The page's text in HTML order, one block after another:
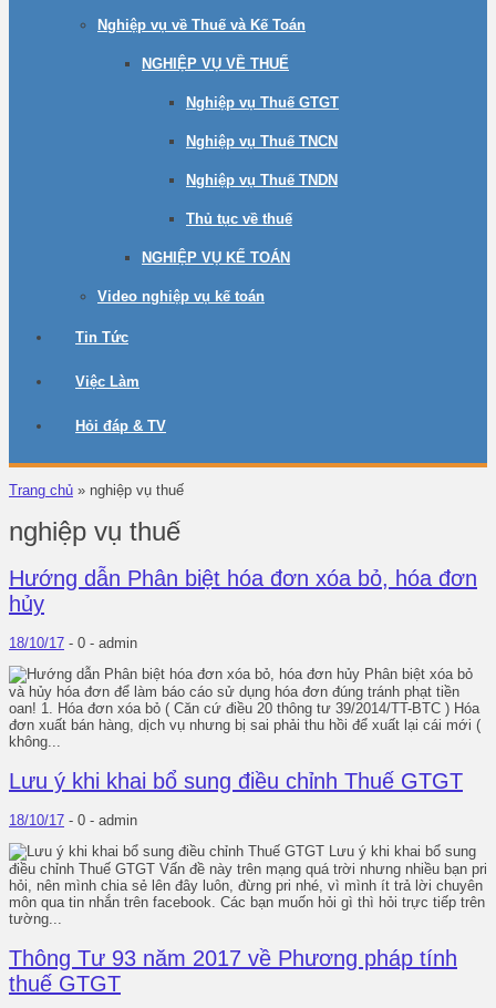
Nghiệp vụ về Thuế và Kế Toán
NGHIỆP VỤ VỀ THUẾ
Nghiệp vụ Thuế GTGT
Nghiệp vụ Thuế TNCN
Nghiệp vụ Thuế TNDN
Thủ tục về thuế
NGHIỆP VỤ KẾ TOÁN
Video nghiệp vụ kế toán
Tin Tức
Việc Làm
Hỏi đáp & TV
Trang chủ » nghiệp vụ thuế
nghiệp vụ thuế
Hướng dẫn Phân biệt hóa đơn xóa bỏ, hóa đơn
hủy
18/10/17 - 0 - admin
Phân biệt xóa bỏ
và hủy hóa đơn để làm báo cáo sử dụng hóa đơn đúng tránh phạt tiền
oan! 1. Hóa đơn xóa bỏ ( Căn cứ điều 20 thông tư 39/2014/TT-BTC ) Hóa
đơn xuất bán hàng, dịch vụ nhưng bị sai phải thu hồi để xuất lại cái mới (
không...
Lưu ý khi khai bổ sung điều chỉnh Thuế GTGT
18/10/17 - 0 - admin
Lưu ý khi khai bổ sung
điều chỉnh Thuế GTGT Vấn đề này trên mạng quá trời nhưng nhiều bạn pri
hỏi, nên mình chia sẻ lên đây luôn, đừng pri nhé, vì mình ít trả lời chuyên
môn qua tin nhắn trên facebook. Các bạn muốn hỏi gì thì hỏi trực tiếp trên
tường...
Thông Tư 93 năm 2017 về Phương pháp tính
thuế GTGT